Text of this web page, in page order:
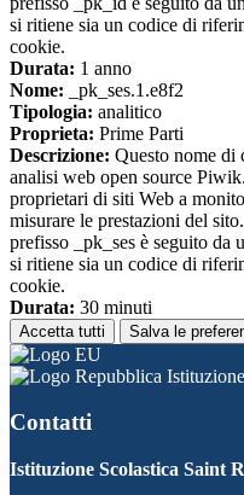
si ritiene sia un codice di
cookie.
Durata: 1 anno
Nome: _pk_ses.1.e8f2
Tipologia: analitico
Proprieta: Prime Parti
Descrizione: Questo nome di
analisi web open source
proprietari di siti Web a
misurare le prestazioni del
prefisso _pk_ses è seguito da
si ritiene sia un codice di
cookie.
Durata: 30 minuti
Accetta tutti Salva le
Contatti
Istituzione Scolastica Saint